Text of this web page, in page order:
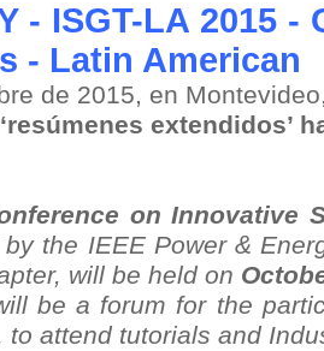
- ISGT-LA 2015
- Latin American
de 2015, en
extendidos’
on Innovative
the IEEE Power &
will be held on
be a forum for the
to attend tutorials and